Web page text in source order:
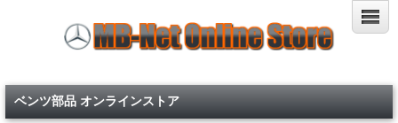
ベンツ部品 オンラインストア